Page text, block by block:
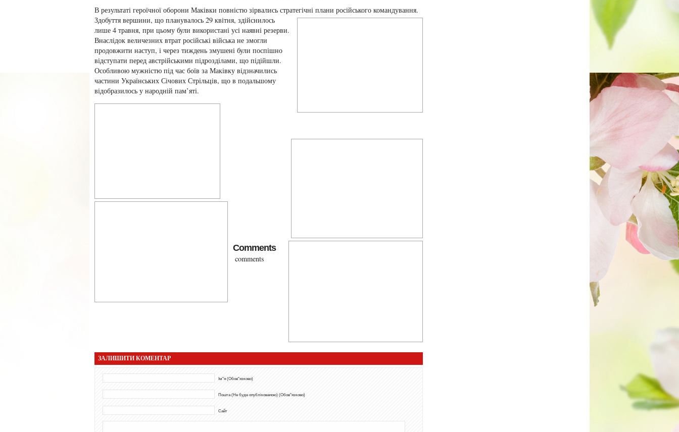
В результаті героїчної оборони Маківки повністю зірвались стратегічні плани російського командування.
Здобуття вершини, що планувалось 29 квітня, здійснилось
лише 4 травня, при цьому були використані усі наявні резерви.
Внаслідок величезних втрат російські війська не змогли
продовжити наступ, і через тиждень змушені були поспішно
відступати перед австрійськими підрозділами, що підійшли.
Особливою мужністю під час боїв за Маківку відзначились
частини Українських Січових Стрільців, що в подальшому
відобразилось у народній пам’яті.
Comments
comments
ЗАЛИШИТИ КОМЕНТАР
Ім"я (Обов"язково)
Пошта (Не буде опублікованою) (Обов"язково)
Сайт